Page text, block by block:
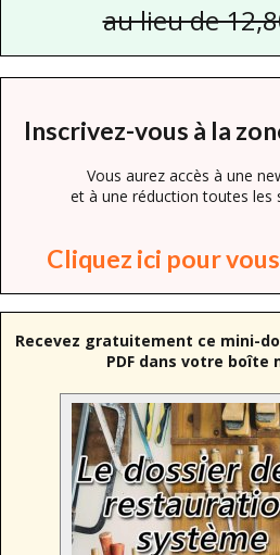
au lieu de
Inscrivez-vous à la
Vous aurez accès à une
et à une réduction toutes les
Cliquez ici pour
Recevez gratuitement ce mini-
PDF dans votre boîte